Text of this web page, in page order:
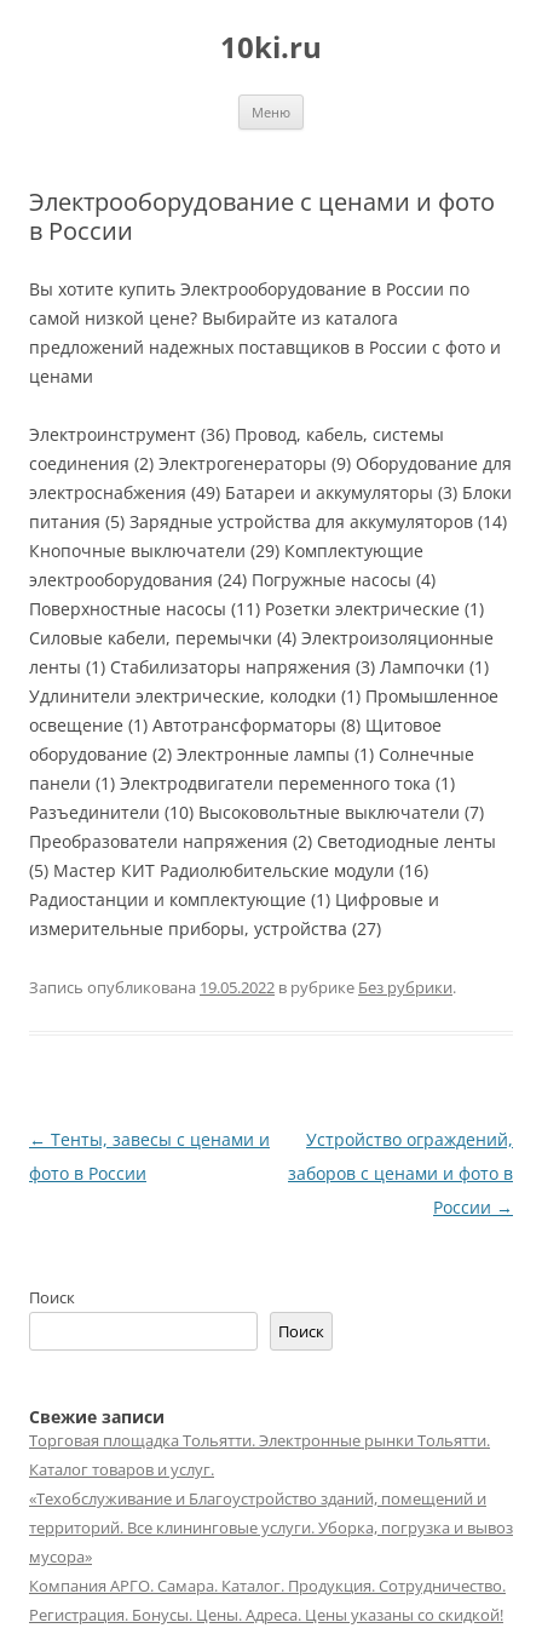
10ki.ru
Меню
Электрооборудование с ценами и фото
в России
Вы хотите купить Электрооборудование в России по
самой низкой цене? Выбирайте из каталога
предложений надежных поставщиков в России с фото и
ценами
Электроинструмент (36) Провод, кабель, системы
соединения (2) Электрогенераторы (9) Оборудование для
электроснабжения (49) Батареи и аккумуляторы (3) Блоки
питания (5) Зарядные устройства для аккумуляторов (14)
Кнопочные выключатели (29) Комплектующие
электрооборудования (24) Погружные насосы (4)
Поверхностные насосы (11) Розетки электрические (1)
Силовые кабели, перемычки (4) Электроизоляционные
ленты (1) Стабилизаторы напряжения (3) Лампочки (1)
Удлинители электрические, колодки (1) Промышленное
освещение (1) Автотрансформаторы (8) Щитовое
оборудование (2) Электронные лампы (1) Солнечные
панели (1) Электродвигатели переменного тока (1)
Разъединители (10) Высоковольтные выключатели (7)
Преобразователи напряжения (2) Светодиодные ленты
(5) Мастер КИТ Радиолюбительские модули (16)
Радиостанции и комплектующие (1) Цифровые и
измерительные приборы, устройства (27)
Запись опубликована 19.05.2022 в рубрике Без рубрики.
Навигация
по
← Тенты, завесы с ценами и
фото в России
Устройство ограждений,
заборов с ценами и фото в
России →
Поиск
Поиск
Свежие записи
Торговая площадка Тольятти. Электронные рынки Тольятти.
Каталог товаров и услуг.
«Техобслуживание и Благоустройство зданий, помещений и
территорий. Все клининговые услуги. Уборка, погрузка и вывоз
мусора»
Компания АРГО. Самара. Каталог. Продукция. Сотрудничество.
Регистрация. Бонусы. Цены. Адреса. Цены указаны со скидкой!